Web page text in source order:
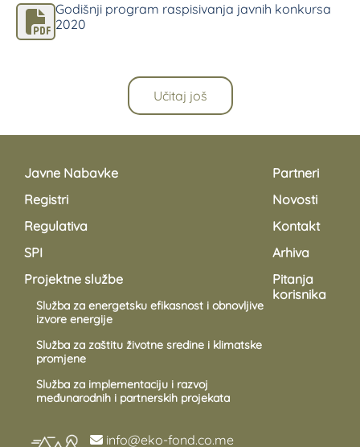
Godišnji program raspisivanja javnih konkursa
2020
Učitaj još
Javne Nabavke
Registri
Regulativa
SPI
Projektne službe
Služba za energetsku efikasnost i obnovljive
izvore energije
Služba za zaštitu životne sredine i klimatske
promjene
Služba za implementaciju i razvoj
međunarodnih i partnerskih projekata
Partneri
Novosti
Kontakt
Arhiva
Pitanja
korisnika
info@eko-fond.co.me